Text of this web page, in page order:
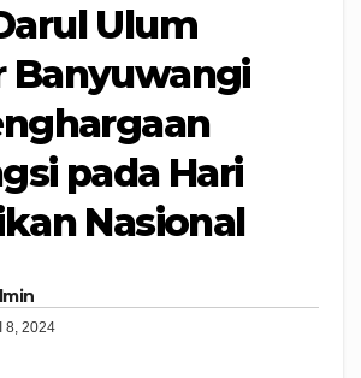
Ulum
Banyuwangi
pada Hari
Nasional
8, 2024